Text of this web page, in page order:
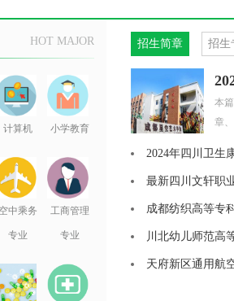
HOT MAJOR
计算机 小学教育
空中乘务
专业
工商管理
专业
招生简章 招生
本
章
2024年四川卫生
最新四川文轩职
成都纺织高等专
川北幼儿师范高
天府新区通用航